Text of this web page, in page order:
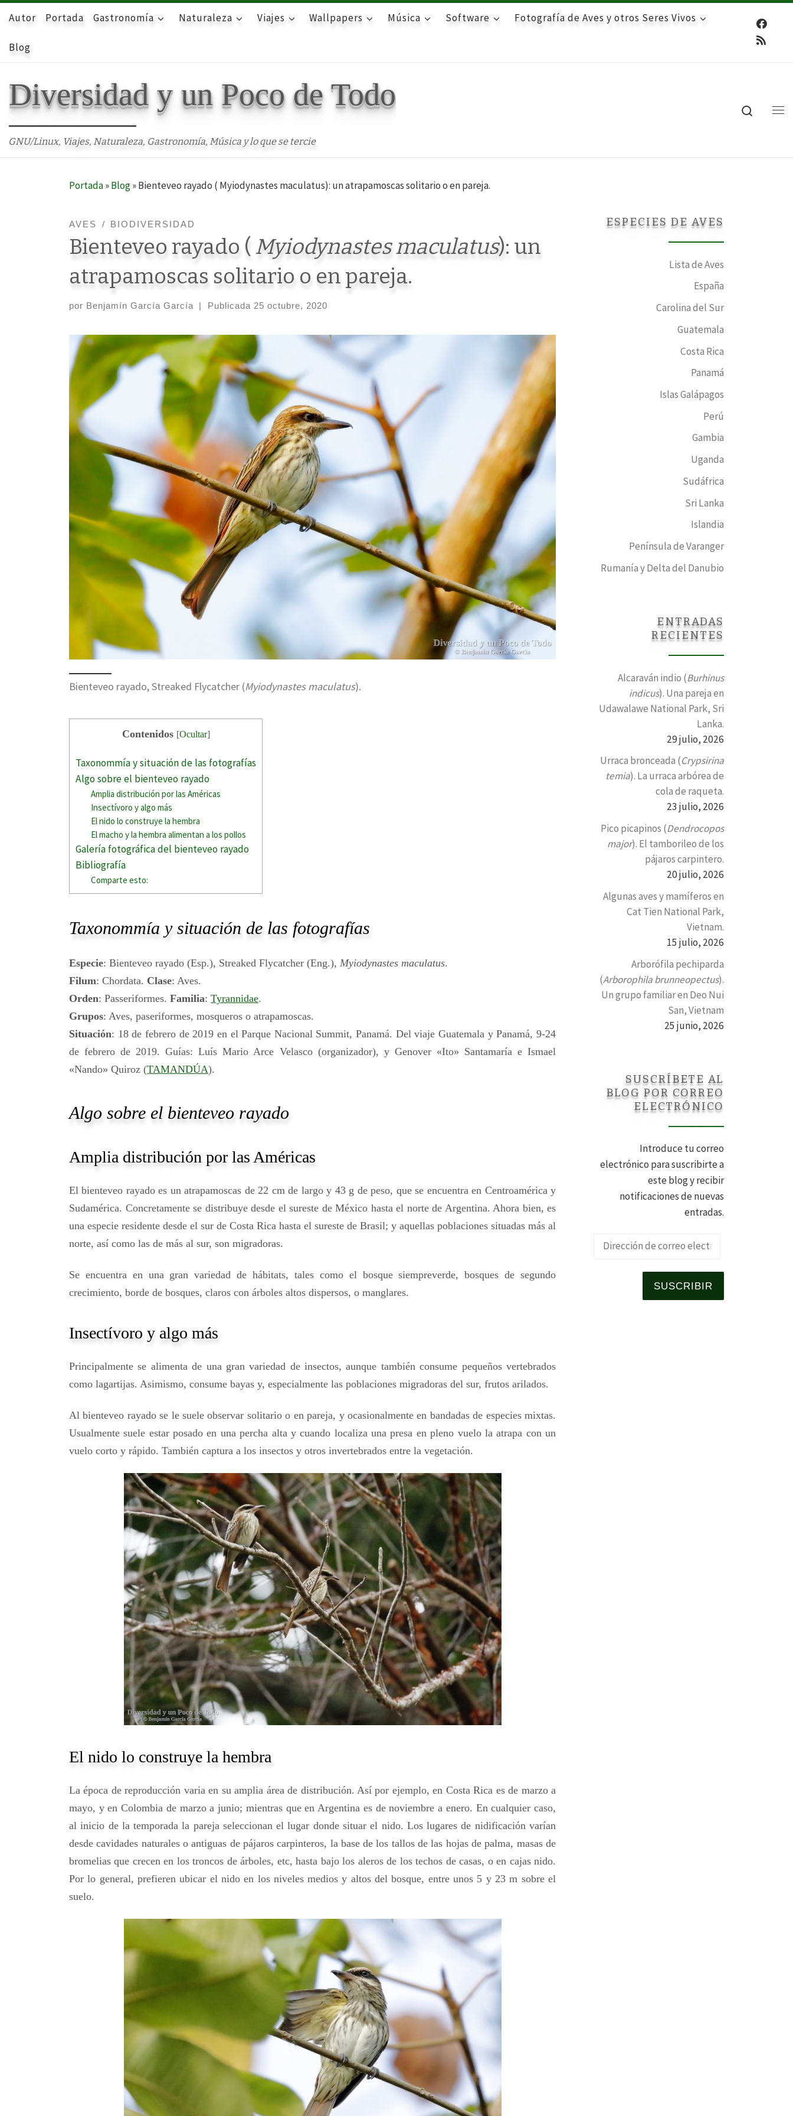
Skip to content
Autor Portada Gastronomía Naturaleza Viajes Wallpapers Música Software Fotografía de Aves y otros Seres Vivos
Blog
Diversidad y un Poco de Todo
GNU/Linux, Viajes, Naturaleza, Gastronomía, Música y lo que se tercie
Search
Portada»Blog»Bienteveo rayado ( Myiodynastes maculatus): un atrapamoscas solitario o en pareja.
AVES BIODIVERSIDAD
Bienteveo rayado ( Myiodynastes maculatus): un
atrapamoscas solitario o en pareja.
por Benjamín García García | Publicada 25 octubre, 2020
Bienteveo rayado, Streaked Flycatcher (Myiodynastes maculatus).
Contenidos [Ocultar]
Taxonommía y situación de las fotografías
Algo sobre el bienteveo rayado
Amplia distribución por las Américas
Insectívoro y algo más
El nido lo construye la hembra
El macho y la hembra alimentan a los pollos
Galería fotográfica del bienteveo rayado
Bibliografía
Comparte esto:
Taxonommía y situación de las fotografías
Especie: Bienteveo rayado (Esp.), Streaked Flycatcher (Eng.), Myiodynastes maculatus.
Filum: Chordata. Clase: Aves.
Orden: Passeriformes. Familia: Tyrannidae.
Grupos: Aves, paseriformes, mosqueros o atrapamoscas.
Situación: 18 de febrero de 2019 en el Parque Nacional Summit, Panamá. Del viaje Guatemala y Panamá, 9-24
de febrero de 2019. Guías: Luís Mario Arce Velasco (organizador), y Genover «Ito» Santamaría e Ismael
«Nando» Quiroz (TAMANDÚA).
Algo sobre el bienteveo rayado
Amplia distribución por las Américas
El bienteveo rayado es un atrapamoscas de 22 cm de largo y 43 g de peso, que se encuentra en Centroamérica y
Sudamérica. Concretamente se distribuye desde el sureste de México hasta el norte de Argentina. Ahora bien, es
una especie residente desde el sur de Costa Rica hasta el sureste de Brasil; y aquellas poblaciones situadas más al
norte, así como las de más al sur, son migradoras.
Se encuentra en una gran variedad de hábitats, tales como el bosque siempreverde, bosques de segundo
crecimiento, borde de bosques, claros con árboles altos dispersos, o manglares.
Insectívoro y algo más
Principalmente se alimenta de una gran variedad de insectos, aunque también consume pequeños vertebrados
como lagartijas. Asimismo, consume bayas y, especialmente las poblaciones migradoras del sur, frutos arilados.
Al bienteveo rayado se le suele observar solitario o en pareja, y ocasionalmente en bandadas de especies mixtas.
Usualmente suele estar posado en una percha alta y cuando localiza una presa en pleno vuelo la atrapa con un
vuelo corto y rápido. También captura a los insectos y otros invertebrados entre la vegetación.
El nido lo construye la hembra
La época de reproducción varia en su amplia área de distribución. Así por ejemplo, en Costa Rica es de marzo a
mayo, y en Colombia de marzo a junio; mientras que en Argentina es de noviembre a enero. En cualquier caso,
al inicio de la temporada la pareja seleccionan el lugar donde situar el nido. Los lugares de nidificación varían
desde cavidades naturales o antiguas de pájaros carpinteros, la base de los tallos de las hojas de palma, masas de
bromelias que crecen en los troncos de árboles, etc, hasta bajo los aleros de los techos de casas, o en cajas nido.
Por lo general, prefieren ubicar el nido en los niveles medios y altos del bosque, entre unos 5 y 23 m sobre el
suelo.
ESPECIES DE AVES
Lista de Aves
España
Carolina del Sur
Guatemala
Costa Rica
Panamá
Islas Galápagos
Perú
Gambia
Uganda
Sudáfrica
Sri Lanka
Islandia
Península de Varanger
Rumanía y Delta del Danubio
ENTRADAS
RECIENTES
Alcaraván indio (Burhinus
indicus). Una pareja en
Udawalawe National Park, Sri
Lanka.
29 julio, 2026
Urraca bronceada (Crypsirina
temia). La urraca arbórea de
cola de raqueta.
23 julio, 2026
Pico picapinos (Dendrocopos
major). El tamborileo de los
pájaros carpintero.
20 julio, 2026
Algunas aves y mamíferos en
Cat Tien National Park,
Vietnam.
15 julio, 2026
Arborófila pechiparda
(Arborophila brunneopectus).
Un grupo familiar en Deo Nui
San, Vietnam
25 junio, 2026
SUSCRÍBETE AL
BLOG POR CORREO
ELECTRÓNICO
Introduce tu correo
electrónico para suscribirte a
este blog y recibir
notificaciones de nuevas
entradas.
SUSCRIBIR